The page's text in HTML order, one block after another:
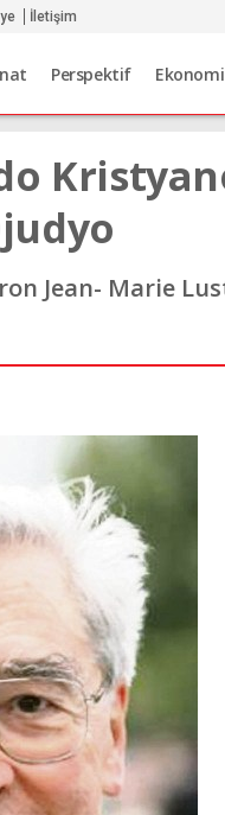
İletişim
Perspektif Ekonomi
Jean- Marie